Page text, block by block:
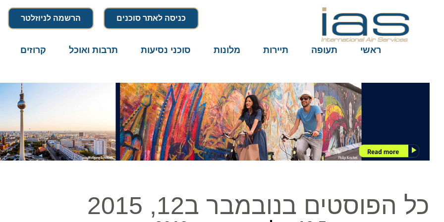
כניסה לאתר סוכנים הרשמה לניוזלטר
ראשי תעופה תיירות מלונות סוכני נסיעות תרבות ואוכל קרוזים
כל הפוסטים בנובמבר ב12, 2015